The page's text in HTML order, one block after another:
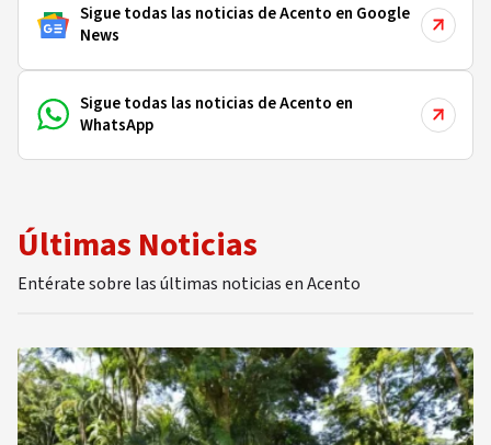
Sigue todas las noticias de Acento en Google
News
Sigue todas las noticias de Acento en
WhatsApp